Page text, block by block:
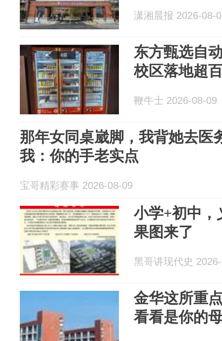
潇湘晨报 2026-08-
东方甄选自
校区落地超
鞭牛士 2026-08-09
那年女同桌崴脚，我背她去医
我：你的手老实点
宝哥精彩赛事 2026-08-09
小学+初中，
果图来了
黑哥讲现代史
金华这所重
看看是你的